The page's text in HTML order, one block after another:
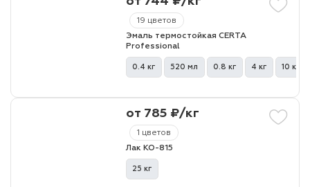
19 цветов
Эмаль термостойкая CERTA
Professional
0.4 кг 520 мл 0.8 кг 4 кг 10 кг
1 цветов
от 785 ₽/кг
Лак КО-815
25 кг